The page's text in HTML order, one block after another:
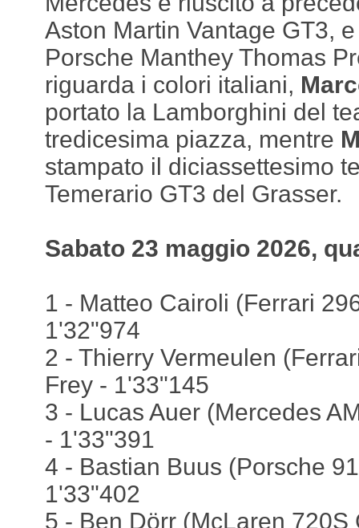
Aston Martin Vantage GT3, e
Porsche Manthey Thomas
riguarda i colori italiani,
portato la Lamborghini del
tredicesima piazza, mentre
stampato il diciassettesimo
Temerario GT3 del Grasser.
Sabato 23 maggio 2026,
1 - Matteo Cairoli (Ferrari
1'32"974
2 - Thierry Vermeulen
Frey - 1'33"145
3 - Lucas Auer (Mercedes
- 1'33"391
4 - Bastian Buus (Porsche
1'33"402
5 - Ben Dörr (McLaren 720S